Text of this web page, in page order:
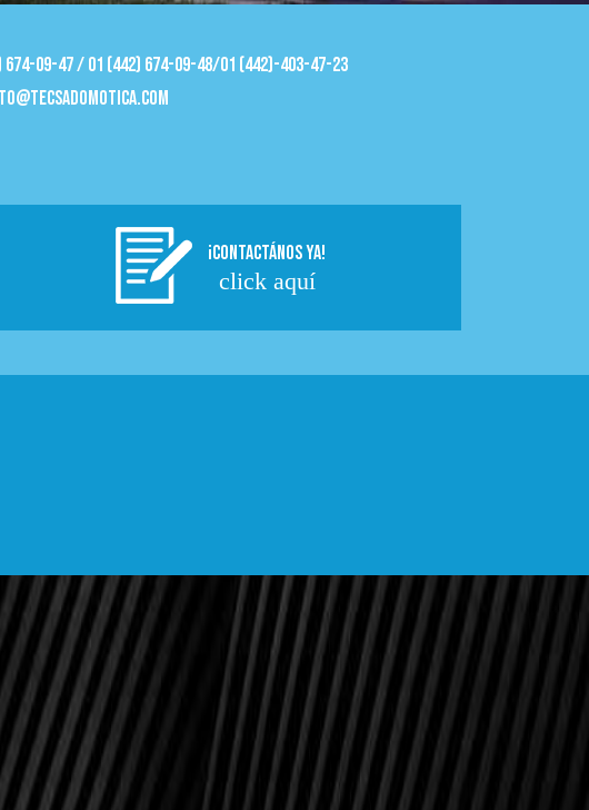
674-09-47 / 01 (442) 674-09-48/01 (442)-403-47-23
¡CONTACTÁNOS YA!
click aquí